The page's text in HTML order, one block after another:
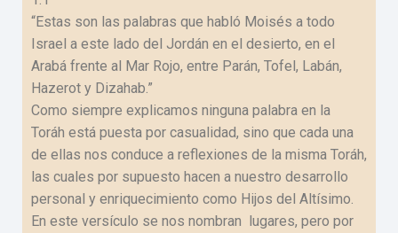
“Estas son las palabras que habló Moisés a todo
Israel a este lado del Jordán en el desierto, en el
Arabá frente al Mar Rojo, entre Parán, Tofel, Labán,
Hazerot y Dizahab.”
Como siempre explicamos ninguna palabra en la
Toráh está puesta por casualidad, sino que cada una
de ellas nos conduce a reflexiones de la misma Toráh,
las cuales por supuesto hacen a nuestro desarrollo
personal y enriquecimiento como Hijos del Altísimo.
En este versículo se nos nombran lugares, pero por